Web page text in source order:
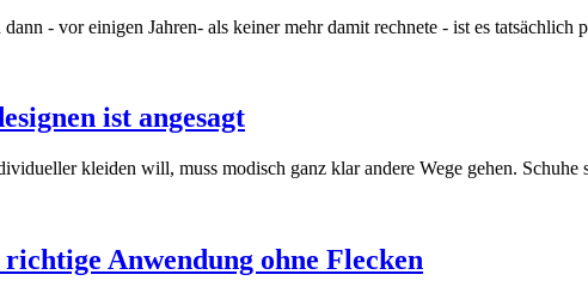
- vor einigen Jahren- als keiner mehr damit rechnete - ist es
ist angesagt
kleiden will, muss modisch ganz klar andere Wege gehen.
Anwendung ohne Flecken